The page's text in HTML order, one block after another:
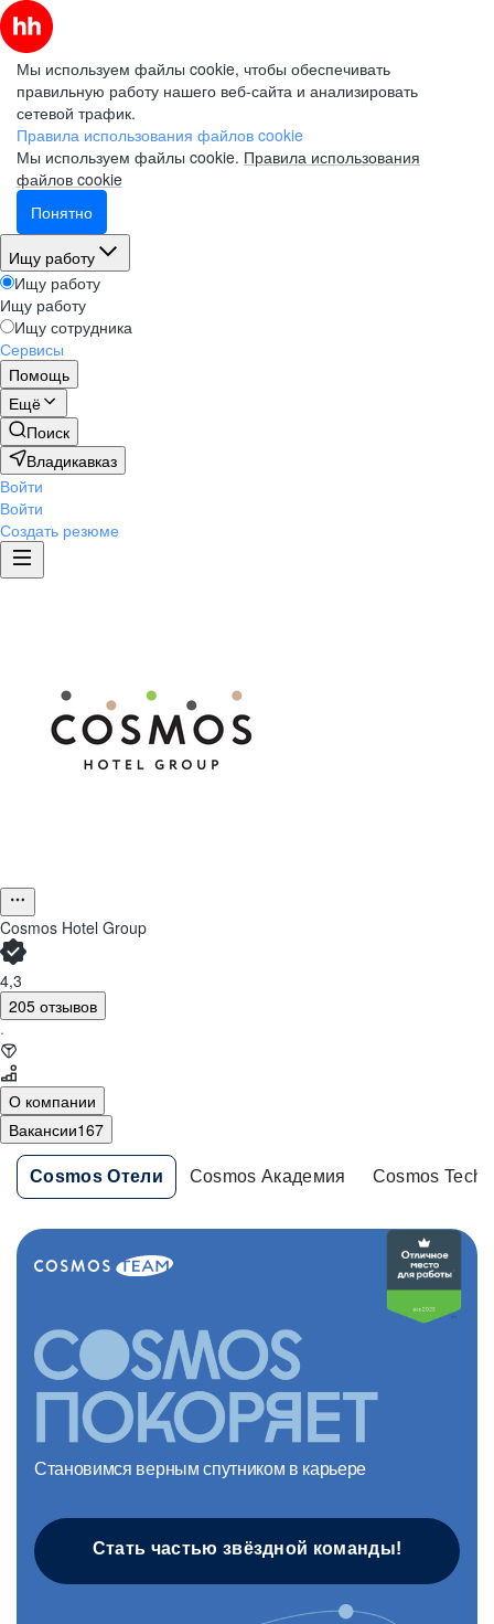
Мы используем файлы cookie, чтобы обеспечивать
правильную работу нашего веб-сайта и анализировать
сетевой трафик.
Правила использования файлов cookie
Мы используем файлы cookie. Правила использования
файлов cookie
Понятно
Ищу работу
Ищу работу
Ищу работу
Ищу сотрудника
Сервисы
Помощь
Ещё
Поиск
Владикавказ
Войти
Войти
Создать резюме
Cosmos Hotel Group
4,3
205 отзывов
·
О компании
Вакансии167
Cosmos Отели Cosmos Академия Cosmos Tech
Становимся верным спутником в карьере
Стать частью звёздной команды!